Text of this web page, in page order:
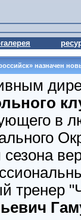
назначен
в
сезона
тренер